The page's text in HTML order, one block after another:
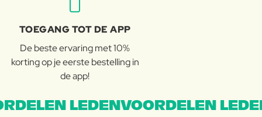
TOEGANG TOT DE APP
De beste ervaring met 10%
korting op je eerste bestelling in
de app!
LEDENVOORDELEN